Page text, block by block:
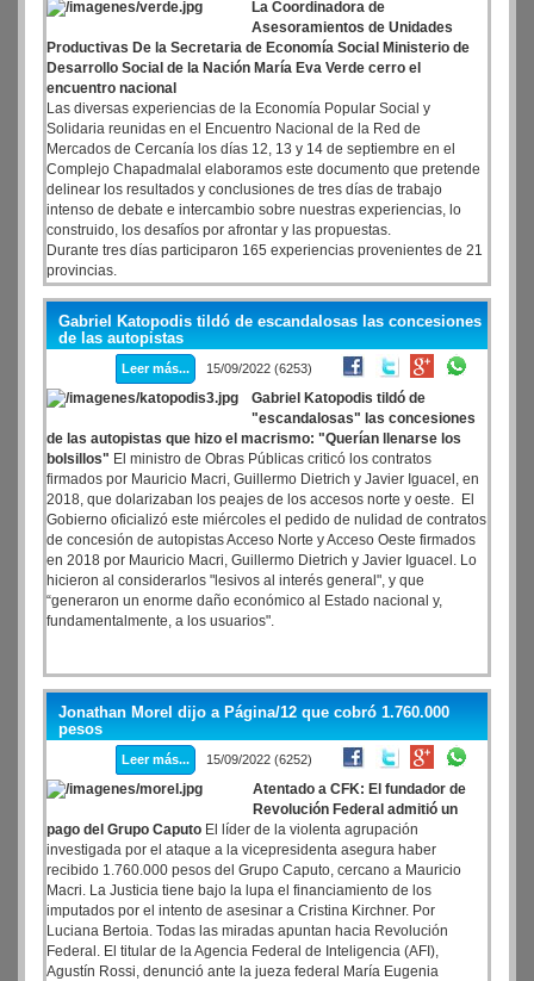
La Coordinadora de
Asesoramientos de Unidades
Productivas De la Secretaria de Economía Social Ministerio de
Desarrollo Social de la Nación María Eva Verde cerro el
encuentro nacional
Las diversas experiencias de la Economía Popular Social y
Solidaria reunidas en el Encuentro Nacional de la Red de
Mercados de Cercanía los días 12, 13 y 14 de septiembre en el
Complejo Chapadmalal elaboramos este documento que pretende
delinear los resultados y conclusiones de tres días de trabajo
intenso de debate e intercambio sobre nuestras experiencias, lo
construido, los desafíos por afrontar y las propuestas.
Durante tres días participaron 165 experiencias provenientes de 21
provincias.
Gabriel Katopodis tildó de escandalosas las concesiones
de las autopistas
Leer más... 15/09/2022 (6253)
Gabriel Katopodis tildó de
"escandalosas" las concesiones
de las autopistas que hizo el macrismo: "Querían llenarse los
bolsillos" El ministro de Obras Públicas criticó los contratos
firmados por Mauricio Macri, Guillermo Dietrich y Javier Iguacel, en
2018, que dolarizaban los peajes de los accesos norte y oeste. El
Gobierno oficializó este miércoles el pedido de nulidad de contratos
de concesión de autopistas Acceso Norte y Acceso Oeste firmados
en 2018 por Mauricio Macri, Guillermo Dietrich y Javier Iguacel. Lo
hicieron al considerarlos "lesivos al interés general", y que
“generaron un enorme daño económico al Estado nacional y,
fundamentalmente, a los usuarios".
Jonathan Morel dijo a Página/12 que cobró 1.760.000
pesos
Leer más... 15/09/2022 (6252)
Atentado a CFK: El fundador de
Revolución Federal admitió un
pago del Grupo Caputo El líder de la violenta agrupación
investigada por el ataque a la vicepresidenta asegura haber
recibido 1.760.000 pesos del Grupo Caputo, cercano a Mauricio
Macri. La Justicia tiene bajo la lupa el financiamiento de los
imputados por el intento de asesinar a Cristina Kirchner. Por
Luciana Bertoia. Todas las miradas apuntan hacia Revolución
Federal. El titular de la Agencia Federal de Inteligencia (AFI),
Agustín Rossi, denunció ante la jueza federal María Eugenia